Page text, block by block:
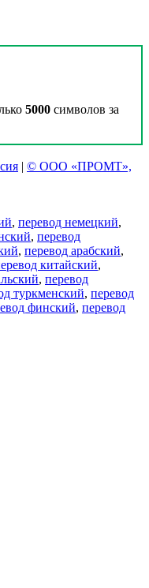
5000 символов за
| © ООО «ПРОМТ»,
, перевод немецкий,
, перевод
, перевод арабский,
китайский,
, перевод
туркменский, перевод
финский, перевод